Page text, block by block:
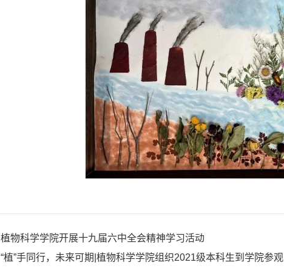
植物科学学院开展十九届六中全会精神学习活动
“植”手同行，未来可期|植物科学学院组织2021级本科生到学院参